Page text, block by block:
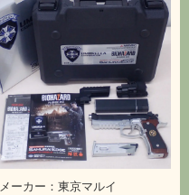
東京マルイ
バイオハザード サムライ